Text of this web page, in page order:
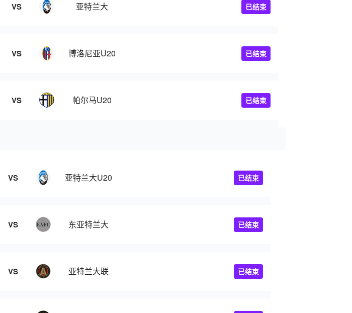
VS 亚特兰大 已结束
VS 博洛尼亚U20 已结束
VS 帕尔马U20 已结束
VS 亚特兰大U20 已结束
VS 东亚特兰大 已结束
VS 亚特兰大联 已结束